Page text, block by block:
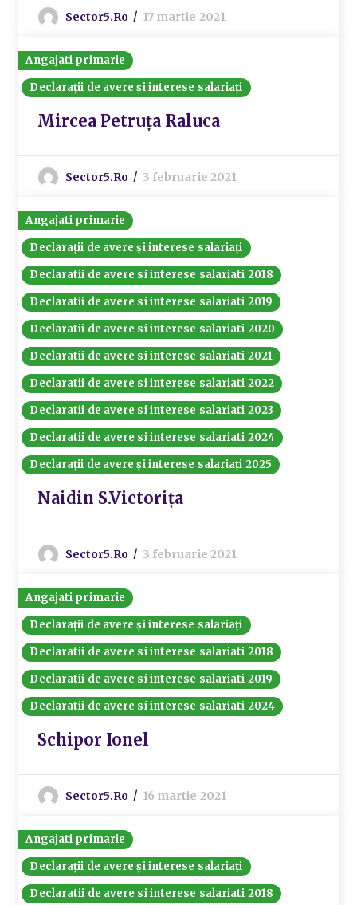
Sector5.ro 17 martie 2021
Angajati primarie
Declarații de avere și interese salariați
Mircea Petruța Raluca
Sector5.ro 3 februarie 2021
Angajati primarie
Declarații de avere și interese salariați
Declaratii de avere si interese salariati 2018
Declaratii de avere si interese salariati 2019
Declaratii de avere si interese salariati 2020
Declaratii de avere si interese salariati 2021
Declaratii de avere si interese salariati 2022
Declaratii de avere si interese salariati 2023
Declaratii de avere si interese salariati 2024
Declarații de avere și interese salariați 2025
Naidin S.Victorița
Sector5.ro 3 februarie 2021
Angajati primarie
Declarații de avere și interese salariați
Declaratii de avere si interese salariati 2018
Declaratii de avere si interese salariati 2019
Declaratii de avere si interese salariati 2024
Schipor Ionel
Sector5.ro 16 martie 2021
Angajati primarie
Declarații de avere și interese salariați
Declaratii de avere si interese salariati 2018